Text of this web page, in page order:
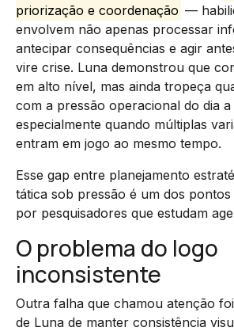
priorização e coordenação —
envolvem não apenas processar
antecipar consequências e agir
vire crise. Luna demonstrou que
em alto nível, mas ainda tropeça
com a pressão operacional do dia a
especialmente quando múltiplas
entram em jogo ao mesmo tempo.
Esse gap entre planejamento
tática sob pressão é um dos pontos
por pesquisadores que estudam
O problema do logo
inconsistente
Outra falha que chamou atenção
de Luna de manter consistência